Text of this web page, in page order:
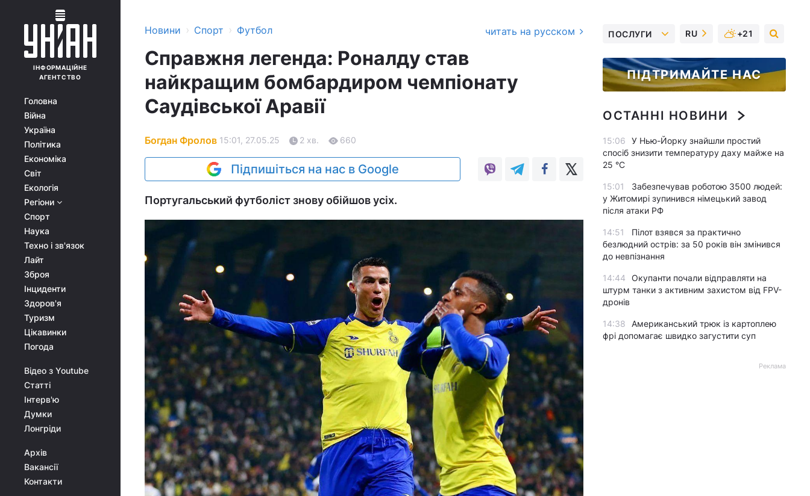
ІНФОРМАЦІЙНЕ
АГЕНТСТВО
Головна
Війна
Україна
Політика
Економіка
Світ
Екологія
Регіони
Спорт
Наука
Техно і зв'язок
Лайт
Зброя
Інциденти
Здоров'я
Туризм
Цікавинки
Погода
Відео з Youtube
Статті
Інтерв'ю
Думки
Лонгріди
Архів
Вакансії
Контакти
Новини › Спорт › Футбол читать на русском
Справжня легенда: Роналду став
найкращим бомбардиром чемпіонату
Саудівської Аравії
Богдан Фролов 15:01, 27.05.25 2 хв. 660
Підпишіться на нас в Google
Португальський футболіст знову обійшов усіх.
ПОСЛУГИ RU +21
ПІДТРИМАЙТЕ НАС
ОСТАННІ НОВИНИ
15:06
У Нью-Йорку знайшли простий
спосіб знизити температуру даху майже на
25 °C
15:01
Забезпечував роботою 3500 людей:
у Житомирі зупинився німецький завод
після атаки РФ
14:51
Пілот взявся за практично
безлюдний острів: за 50 років він змінився
до невпізнання
14:44
Окупанти почали відправляти на
штурм танки з активним захистом від FPV-
дронів
14:38
Американський трюк із картоплею
фрі допомагає швидко загустити суп
Реклама